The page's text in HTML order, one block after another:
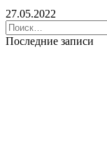
27.05.2022
Найти:
Последние записи